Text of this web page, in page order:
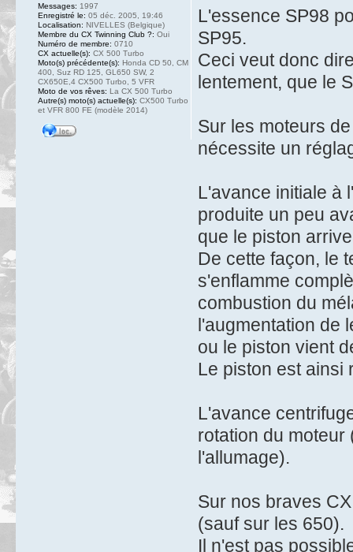
L'essence SP98
SP95.
Ceci veut donc
lentement, que le
Sur les moteurs
nécessite un
L'avance initiale à
produite un peu
que le piston
De cette façon, le
s'enflamme
combustion du
l'augmentation de
ou le piston vient
Le piston est ainsi
L'avance
rotation du moteur
l'allumage).
Sur nos braves
(sauf sur les 650).
Il n'est pas
Messages: 1997
Enregistré le: 05 déc. 2005, 19:46
Localisation: NIVELLES (Belgique)
Membre du CX Twinning Club ?: Oui
Numéro de membre: 0710
CX actuelle(s): CX 500 Turbo
Moto(s) précédente(s): Honda CD 50, CM
400, Suz RD 125, GL650 SW, 2
CX650E,4 CX500 Turbo, 5 VFR
Moto de vos rêves: La CX 500 Turbo
Autre(s) moto(s) actuelle(s): CX500 Turbo
et VFR 800 FE (modèle 2014)